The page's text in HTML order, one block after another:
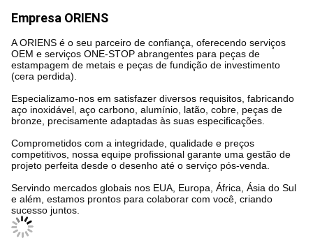
Empresa ORIENS
A ORIENS é o seu parceiro de confiança, oferecendo serviços
OEM e serviços ONE-STOP abrangentes para peças de
estampagem de metais e peças de fundição de investimento
(cera perdida).
Especializamo-nos em satisfazer diversos requisitos, fabricando
aço inoxidável, aço carbono, alumínio, latão, cobre, peças de
bronze, precisamente adaptadas às suas especificações.
Comprometidos com a integridade, qualidade e preços
competitivos, nossa equipe profissional garante uma gestão de
projeto perfeita desde o desenho até o serviço pós-venda.
Servindo mercados globais nos EUA, Europa, África, Ásia do Sul
e além, estamos prontos para colaborar com você, criando
sucesso juntos.